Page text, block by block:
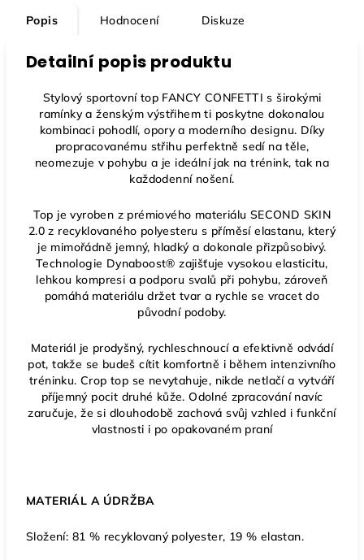
Popis Hodnocení Diskuze
Detailní popis produktu
Stylový sportovní top FANCY CONFETTI s širokými
ramínky a ženským výstřihem ti poskytne dokonalou
kombinaci pohodlí, opory a moderního designu. Díky
propracovanému střihu perfektně sedí na těle,
neomezuje v pohybu a je ideální jak na trénink, tak na
každodenní nošení.
Top je vyroben z prémiového materiálu SECOND SKIN
2.0 z recyklovaného polyesteru s příměsí elastanu, který
je mimořádně jemný, hladký a dokonale přizpůsobivý.
Technologie Dynaboost® zajišťuje vysokou elasticitu,
lehkou kompresi a podporu svalů při pohybu, zároveň
pomáhá materiálu držet tvar a rychle se vracet do
původní podoby.
Materiál je prodyšný, rychleschnoucí a efektivně odvádí
pot, takže se budeš cítit komfortně i během intenzivního
tréninku. Crop top se nevytahuje, nikde netlačí a vytváří
příjemný pocit druhé kůže. Odolné zpracování navíc
zaručuje, že si dlouhodobě zachová svůj vzhled i funkční
vlastnosti i po opakovaném praní
MATERIÁL A ÚDRŽBA
Složení: 81 % recyklovaný polyester, 19 % elastan.